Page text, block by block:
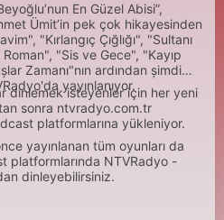
En Güzel Abisi”,
Ümit’in pek çok hikayesinden
"Kırlangıç Çığlığı", "Sultanı
"Sis ve Gece", "Kayıp
Zamanı"nın ardından şimdi
yayınlanıyor.
dinlemek isteyenler için her yeni
sonra ntvradyo.com.tr
platformlarına yükleniyor.
yayınlanan tüm oyunları da
platformlarında NTVRadyo -
dinleyebilirsiniz.